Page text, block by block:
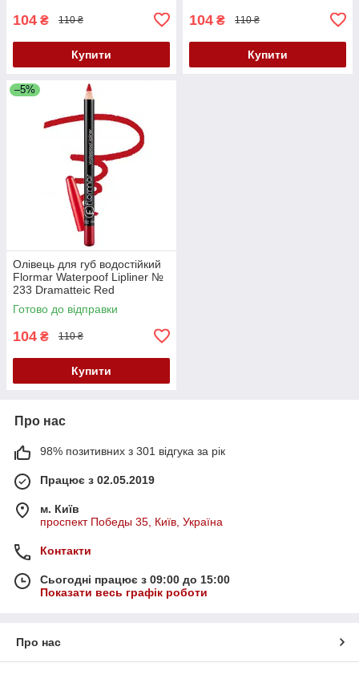
104 ₴ 110 ₴
Купити
104 ₴ 110 ₴
Купити
–5%
Олівець для губ водостійкий
Flormar Waterpoof Lipliner №
233 Dramatteic Red
(Червоний)
Готово до відправки
104 ₴ 110 ₴
Купити
Про нас
98% позитивних з 301 відгука за рік
Працює з 02.05.2019
м. Київ
проспект Победы 35, Київ, Україна
Контакти
Сьогодні працює з 09:00 до 15:00
Показати весь графік роботи
Про нас